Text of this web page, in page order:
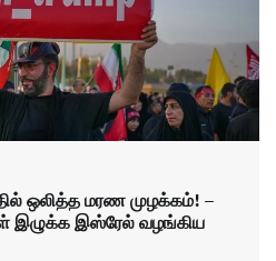
ஒலித்த மரண முழக்கம்! –
இழுக்க இஸ்ரேல் வழங்கிய